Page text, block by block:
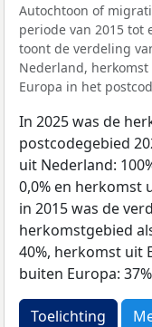
Autochtoon of
periode van 2015 tot
toont de verdeling
Nederland,
Europa in het
In 2025 was de
postcodegebied
uit Nederland:
0,0% en herkomst
in 2015 was de
herkomstgebied
40%, herkomst uit
buiten Europa:
Toelichting